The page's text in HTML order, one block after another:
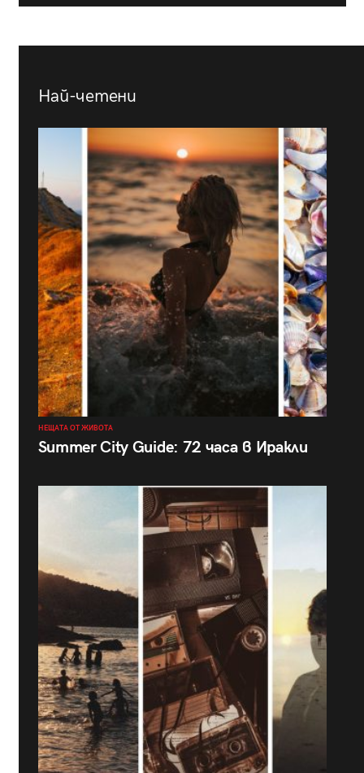
Най-четени
НЕЩАТА ОТ ЖИВОТА
Summer City Guide: 72 часа в Иракли